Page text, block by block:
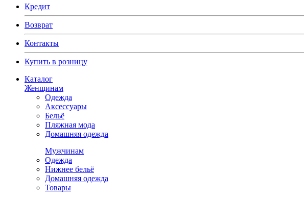
Кредит
Возврат
Контакты
Купить в розницу
Каталог
Женщинам
Одежда
Аксессуары
Бельё
Пляжная мода
Домашняя одежда
Мужчинам
Одежда
Нижнее бельё
Домашняя одежда
Товары